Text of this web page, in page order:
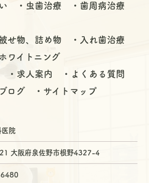
虫歯治療
歯周病治療
せ物、詰め物
入れ歯治療
ホワイトニング
求人案内
よくある質問
ブログ サイトマップ
医院
大阪府泉佐野市根野4327-4